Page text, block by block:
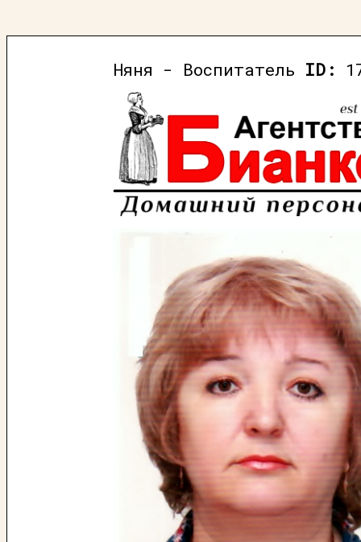
Няня - Воспитатель ID: